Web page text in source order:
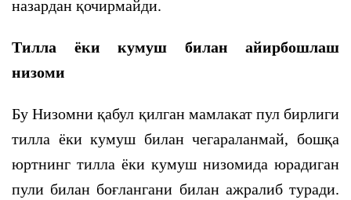
назардан қочирмайди.
Тилла ёки кумуш билан айирбошлаш
низоми
Бу Низомни қабул қилган мамлакат пул бирлиги
тилла ёки кумуш билан чегараланмай, бошқа
юртнинг тилла ёки кумуш низомида юрадиган
пули билан боғлангани билан ажралиб туради.